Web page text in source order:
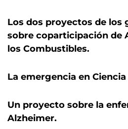
Los dos proyectos de los
sobre coparticipación de
los Combustibles.
La emergencia en
Un proyecto sobre la
Alzheimer.